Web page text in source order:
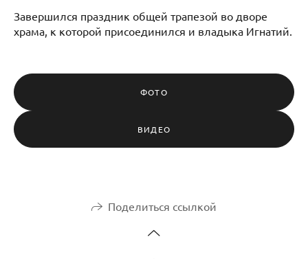
Завершился праздник общей трапезой во дворе
храма, к которой присоединился и владыка Игнатий.
ФОТО
ВИДЕО
Поделиться ссылкой